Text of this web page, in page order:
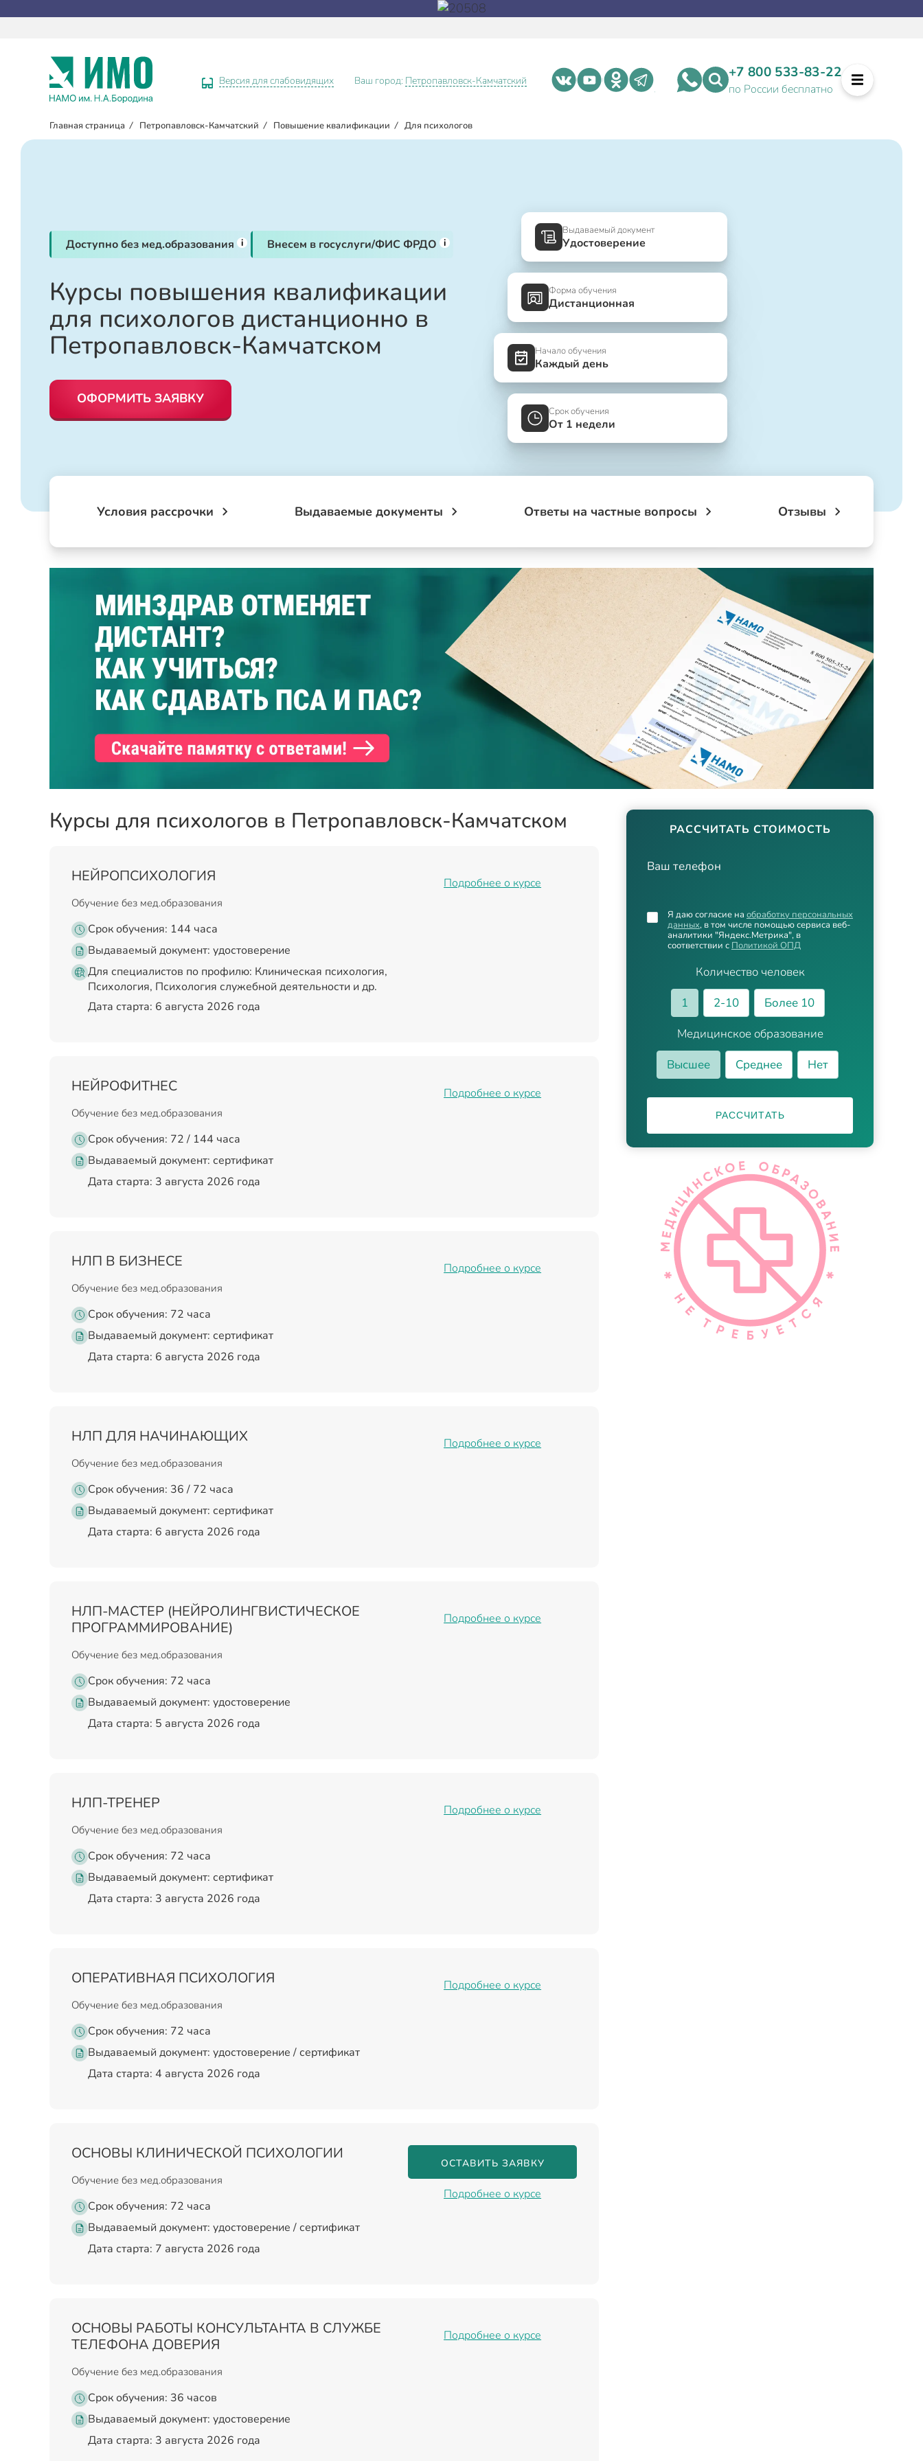
Версия для слабовидящих Ваш город: Петропавловск-Камчатский +7 800 533-83-22
по России бесплатно
Главная страница / Петропавловск-Камчатский / Повышение квалификации / Для психологов
Доступно без мед.образования i Внесем в госуслуги/ФИС ФРДО i
Курсы повышения квалификации
для психологов дистанционно в
Петропавловск-Камчатском
ОФОРМИТЬ ЗАЯВКУ
Выдаваемый документ
Удостоверение
Форма обучения
Дистанционная
Начало обучения
Каждый день
Срок обучения
От 1 недели
Условия рассрочки Выдаваемые документы Ответы на частные вопросы Отзывы
РАССЧИТАТЬ СТОИМОСТЬ
Ваш телефон
Количество человек
1
2-10
Более 10
Медицинское образование
Высшее
Среднее Нет
Я даю согласие на обработку персональных
данных, в том числе помощью сервиса веб-
аналитики "Яндекс.Метрика", в
соответствии с Политикой ОПД
РАССЧИТАТЬ
Курсы для психологов в Петропавловск-Камчатском
НЕЙРОПСИХОЛОГИЯ
Обучение без мед.образования
Срок обучения: 144 часа
Выдаваемый документ: удостоверение
Для специалистов по профилю: Клиническая психология,
Психология, Психология служебной деятельности и др.
Дата старта: 6 августа 2026 года
Подробнее о курсе
НЕЙРОФИТНЕС
Обучение без мед.образования
Срок обучения: 72 / 144 часа
Выдаваемый документ: сертификат
Дата старта: 3 августа 2026 года
Подробнее о курсе
НЛП В БИЗНЕСЕ
Обучение без мед.образования
Срок обучения: 72 часа
Выдаваемый документ: сертификат
Дата старта: 6 августа 2026 года
Подробнее о курсе
НЛП ДЛЯ НАЧИНАЮЩИХ
Обучение без мед.образования
Срок обучения: 36 / 72 часа
Выдаваемый документ: сертификат
Дата старта: 6 августа 2026 года
Подробнее о курсе
НЛП-МАСТЕР (НЕЙРОЛИНГВИСТИЧЕСКОЕ
ПРОГРАММИРОВАНИЕ)
Обучение без мед.образования
Срок обучения: 72 часа
Выдаваемый документ: удостоверение
Дата старта: 5 августа 2026 года
Подробнее о курсе
НЛП-ТРЕНЕР
Обучение без мед.образования
Срок обучения: 72 часа
Выдаваемый документ: сертификат
Дата старта: 3 августа 2026 года
Подробнее о курсе
ОПЕРАТИВНАЯ ПСИХОЛОГИЯ
Обучение без мед.образования
Срок обучения: 72 часа
Выдаваемый документ: удостоверение / сертификат
Дата старта: 4 августа 2026 года
Подробнее о курсе
ОСНОВЫ КЛИНИЧЕСКОЙ ПСИХОЛОГИИ
Обучение без мед.образования
Срок обучения: 72 часа
Выдаваемый документ: удостоверение / сертификат
Дата старта: 7 августа 2026 года
ОСТАВИТЬ ЗАЯВКУ
Подробнее о курсе
ОСНОВЫ РАБОТЫ КОНСУЛЬТАНТА В СЛУЖБЕ
ТЕЛЕФОНА ДОВЕРИЯ
Обучение без мед.образования
Срок обучения: 36 часов
Выдаваемый документ: удостоверение
Дата старта: 3 августа 2026 года
Подробнее о курсе